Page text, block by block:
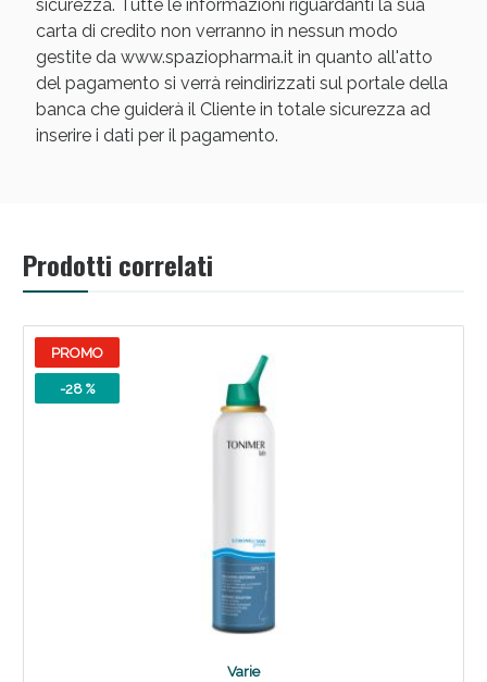
sicurezza. Tutte le informazioni riguardanti la sua
carta di credito non verranno in nessun modo
gestite da www.spaziopharma.it in quanto all'atto
del pagamento si verrà reindirizzati sul portale della
banca che guiderà il Cliente in totale sicurezza ad
inserire i dati per il pagamento.
Prodotti correlati
PROMO
-28 %
Varie